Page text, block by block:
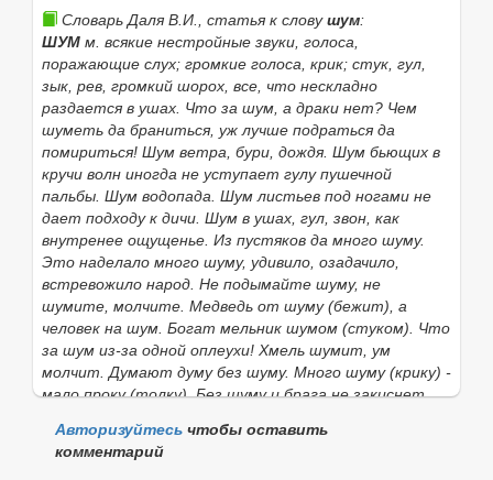
Словарь Даля В.И., статья к словушум:
ШУМ м. всякие нестройные звуки, голоса,
поражающие слух; громкие голоса, крик; стук, гул,
зык, рев, громкий шорох, все, что нескладно
раздается в ушах. Что за шум, а драки нет? Чем
шуметь да браниться, уж лучше подраться да
помириться! Шум ветра, бури, дождя. Шум бьющих в
кручи волн иногда не уступает гулу пушечной
пальбы. Шум водопада. Шум листьев под ногами не
дает подходу к дичи. Шум в ушах, гул, звон, как
внутренее ощущенье. Из пустяков да много шуму.
Это наделало много шуму, удивило, озадачило,
встревожило народ. Не подымайте шуму, не
шумите, молчите. Медведь от шуму(бежит), а
человек на шум. Богат мельник шумом (стуком). Что
за шум из-за одной оплеухи! Хмель шумит, ум
молчит. Думают думу без шуму. Много шуму(крику) -
мало проку(толку). Без шуму и брага не закиснет.
Быть под шумком, под шумочком,вросхмель.
что под шумок,втихомолку.
Авторизуйтесь чтобы оставить
комментарий